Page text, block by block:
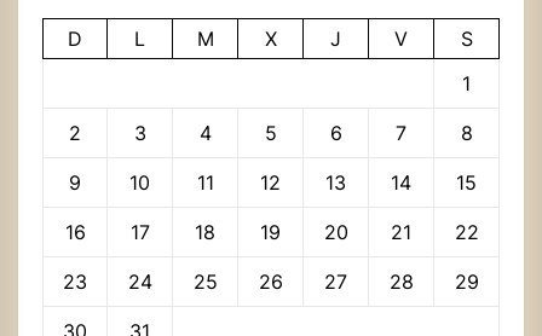
D L M X J V
S
1
2 3 4 5 6 7 8
9 10 11 12 13 14 15
16 17 18 19 20 21 22
23 24 25 26 27 28 29